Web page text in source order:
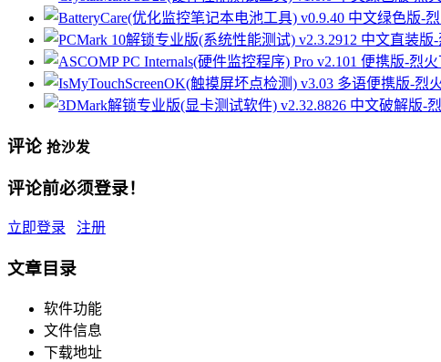
评论 抢沙发
评论前必须登录！
立即登录 注册
文章目录
软件功能
文件信息
下载地址